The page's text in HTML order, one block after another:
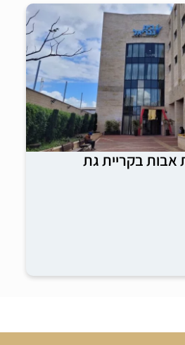
אבות בקריית גת